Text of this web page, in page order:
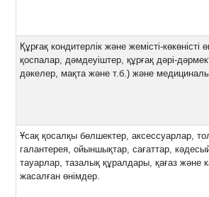
Құрғақ кондитерлік және жемісті-көкөністі
қоспалар, дәмдеуіштер, құрғақ дәрі-
дәкелер, мақта және т.б.) және
Ұсақ қосалқы бөлшектер, аксессуарлар,
галантерея, ойыншықтар, сағаттар,
тауарлар, тазалық құралдары, қағаз және
жасалған өнімдер.